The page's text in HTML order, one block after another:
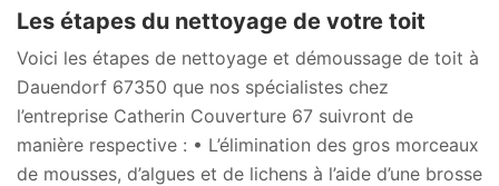
Les étapes du nettoyage de votre toit
Voici les étapes de nettoyage et démoussage de toit à
Dauendorf 67350 que nos spécialistes chez
l’entreprise Catherin Couverture 67 suivront de
manière respective : • L’élimination des gros morceaux
de mousses, d’algues et de lichens à l’aide d’une brosse